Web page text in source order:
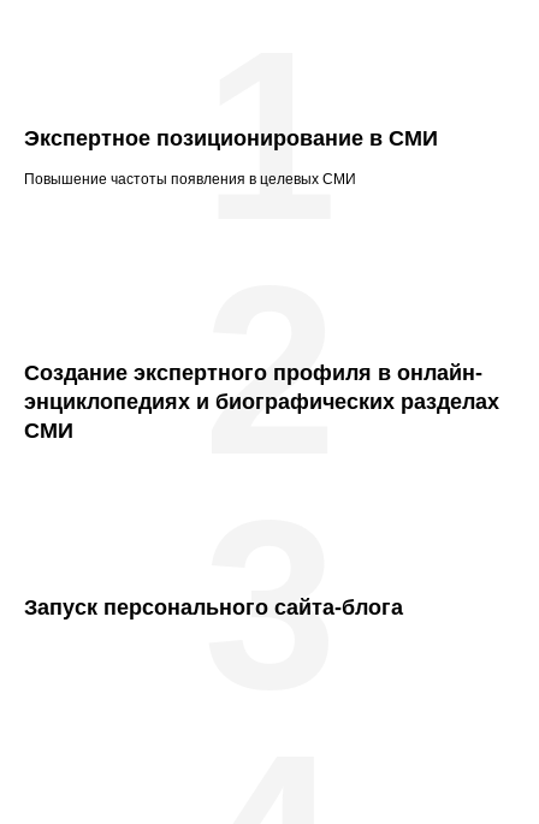
Экспертное позиционирование в СМИ
Повышение частоты появления в целевых СМИ
1
Создание экспертного профиля в онлайн-
энциклопедиях и биографических разделах
СМИ
2
Запуск персонального сайта-блога
3